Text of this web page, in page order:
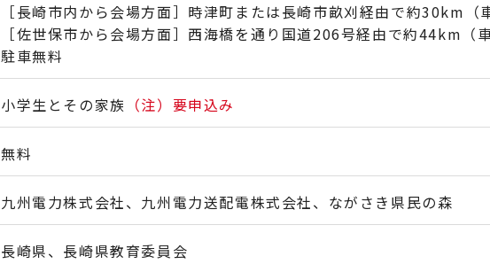
［長崎市内から会場方面］時津町または長崎市畝刈経由で約30km（
［佐世保市から会場方面］西海橋を通り国道206号経由で約44km（
駐車無料
小学生とその家族 （注）要申込み
無料
九州電力株式会社、九州電力送配電株式会社、ながさき県民の森
長崎県、長崎県教育委員会